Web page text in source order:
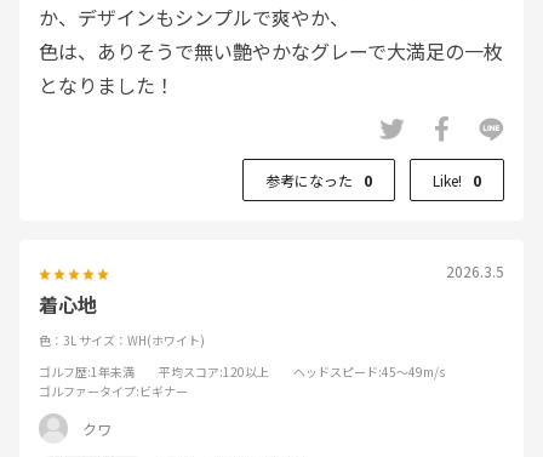
か、デザインもシンプルで爽やか、
色は、ありそうで無い艶やかなグレーで大満足の一枚
となりました！
参考になった 0 Like! 0
2026.3.5
着心地
色：3L サイズ：WH(ホワイト)
ゴルフ歴:1年未満 平均スコア:120以上 ヘッドスピード:45～49m/s
ゴルファータイプ:ビギナー
クワ